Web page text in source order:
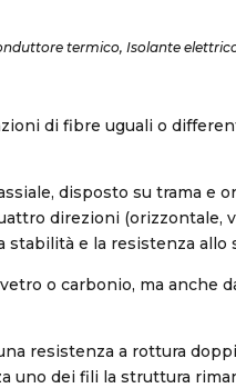
termico, Isolante
di fibre uguali o
disposto su trama e
direzioni (orizzontale,
e la resistenza allo
o carbonio, ma anche
resistenza a rottura
uno dei fili la struttura